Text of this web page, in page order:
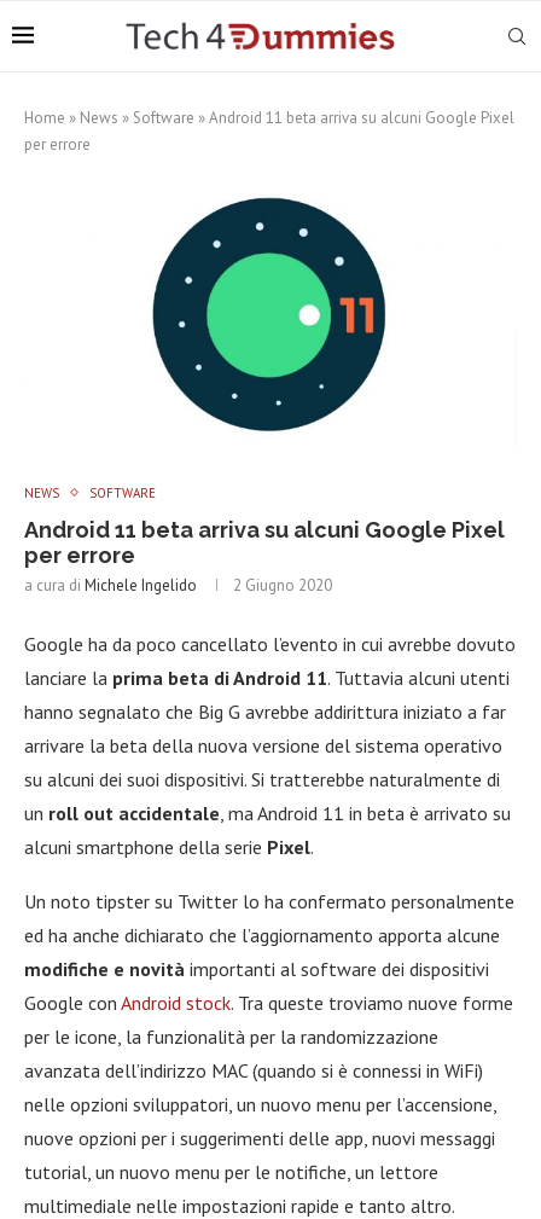
Home » News » Software »Android 11 beta arriva su alcuni Google Pixel
per errore
NEWS SOFTWARE
Android 11 beta arriva su alcuni Google Pixel
per errore
a cura di Michele Ingelido 2 Giugno 2020
Google ha da poco cancellato l’evento in cui avrebbe dovuto
lanciare la prima beta di Android 11. Tuttavia alcuni utenti
hanno segnalato che Big G avrebbe addirittura iniziato a far
arrivare la beta della nuova versione del sistema operativo
su alcuni dei suoi dispositivi. Si tratterebbe naturalmente di
un roll out accidentale , ma Android 11 in beta è arrivato su
alcuni smartphone della serie Pixel.
Un noto tipster su Twitter lo ha confermato personalmente
ed ha anche dichiarato che l’aggiornamento apporta alcune
modifiche e novità importanti al software dei dispositivi
Google con Android stock. Tra queste troviamo nuove forme
per le icone, la funzionalità per la randomizzazione
avanzata dell’indirizzo MAC (quando si è connessi in WiFi)
nelle opzioni sviluppatori, un nuovo menu per l’accensione,
nuove opzioni per i suggerimenti delle app, nuovi messaggi
tutorial, un nuovo menu per le notifiche, un lettore
multimediale nelle impostazioni rapide e tanto altro.